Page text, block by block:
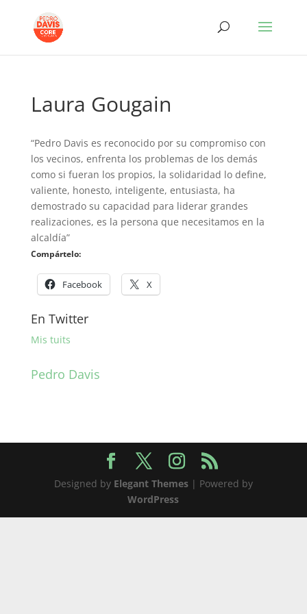
Laura Gougain
“Pedro Davis es reconocido por su compromiso con
los vecinos, enfrenta los problemas de los demás
como si fueran los propios, la solidaridad lo define,
valiente, honesto, inteligente, entusiasta, ha
demostrado su capacidad para liderar grandes
realizaciones, es la persona que necesitamos en la
alcaldía”
Compártelo:
Facebook X
En Twitter
Mis tuits
Pedro Davis
Designed by Elegant Themes| Powered by
WordPress